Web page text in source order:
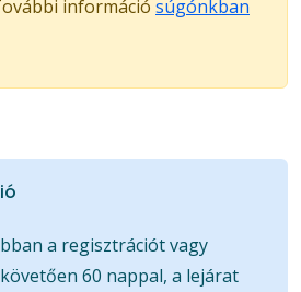
információ súgónkban
a regisztrációt vagy
60 nappal, a lejárat